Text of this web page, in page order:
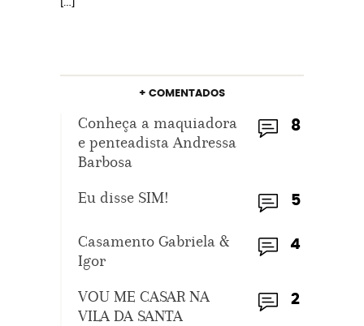
+ COMENTADOS
8
Conheça a maquiadora
e penteadista Andressa
Barbosa
5
Eu disse SIM!
4
Casamento Gabriela &
Igor
2
VOU ME CASAR NA
VILA DA SANTA